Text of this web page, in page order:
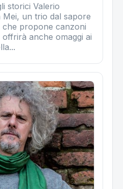
storici Valerio
Mei, un trio dal sapore
che propone canzoni
anche omaggi ai